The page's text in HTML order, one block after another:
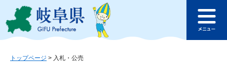
ジ
ュ
このページの本文へ
ュ
トップページ > 入札・公売